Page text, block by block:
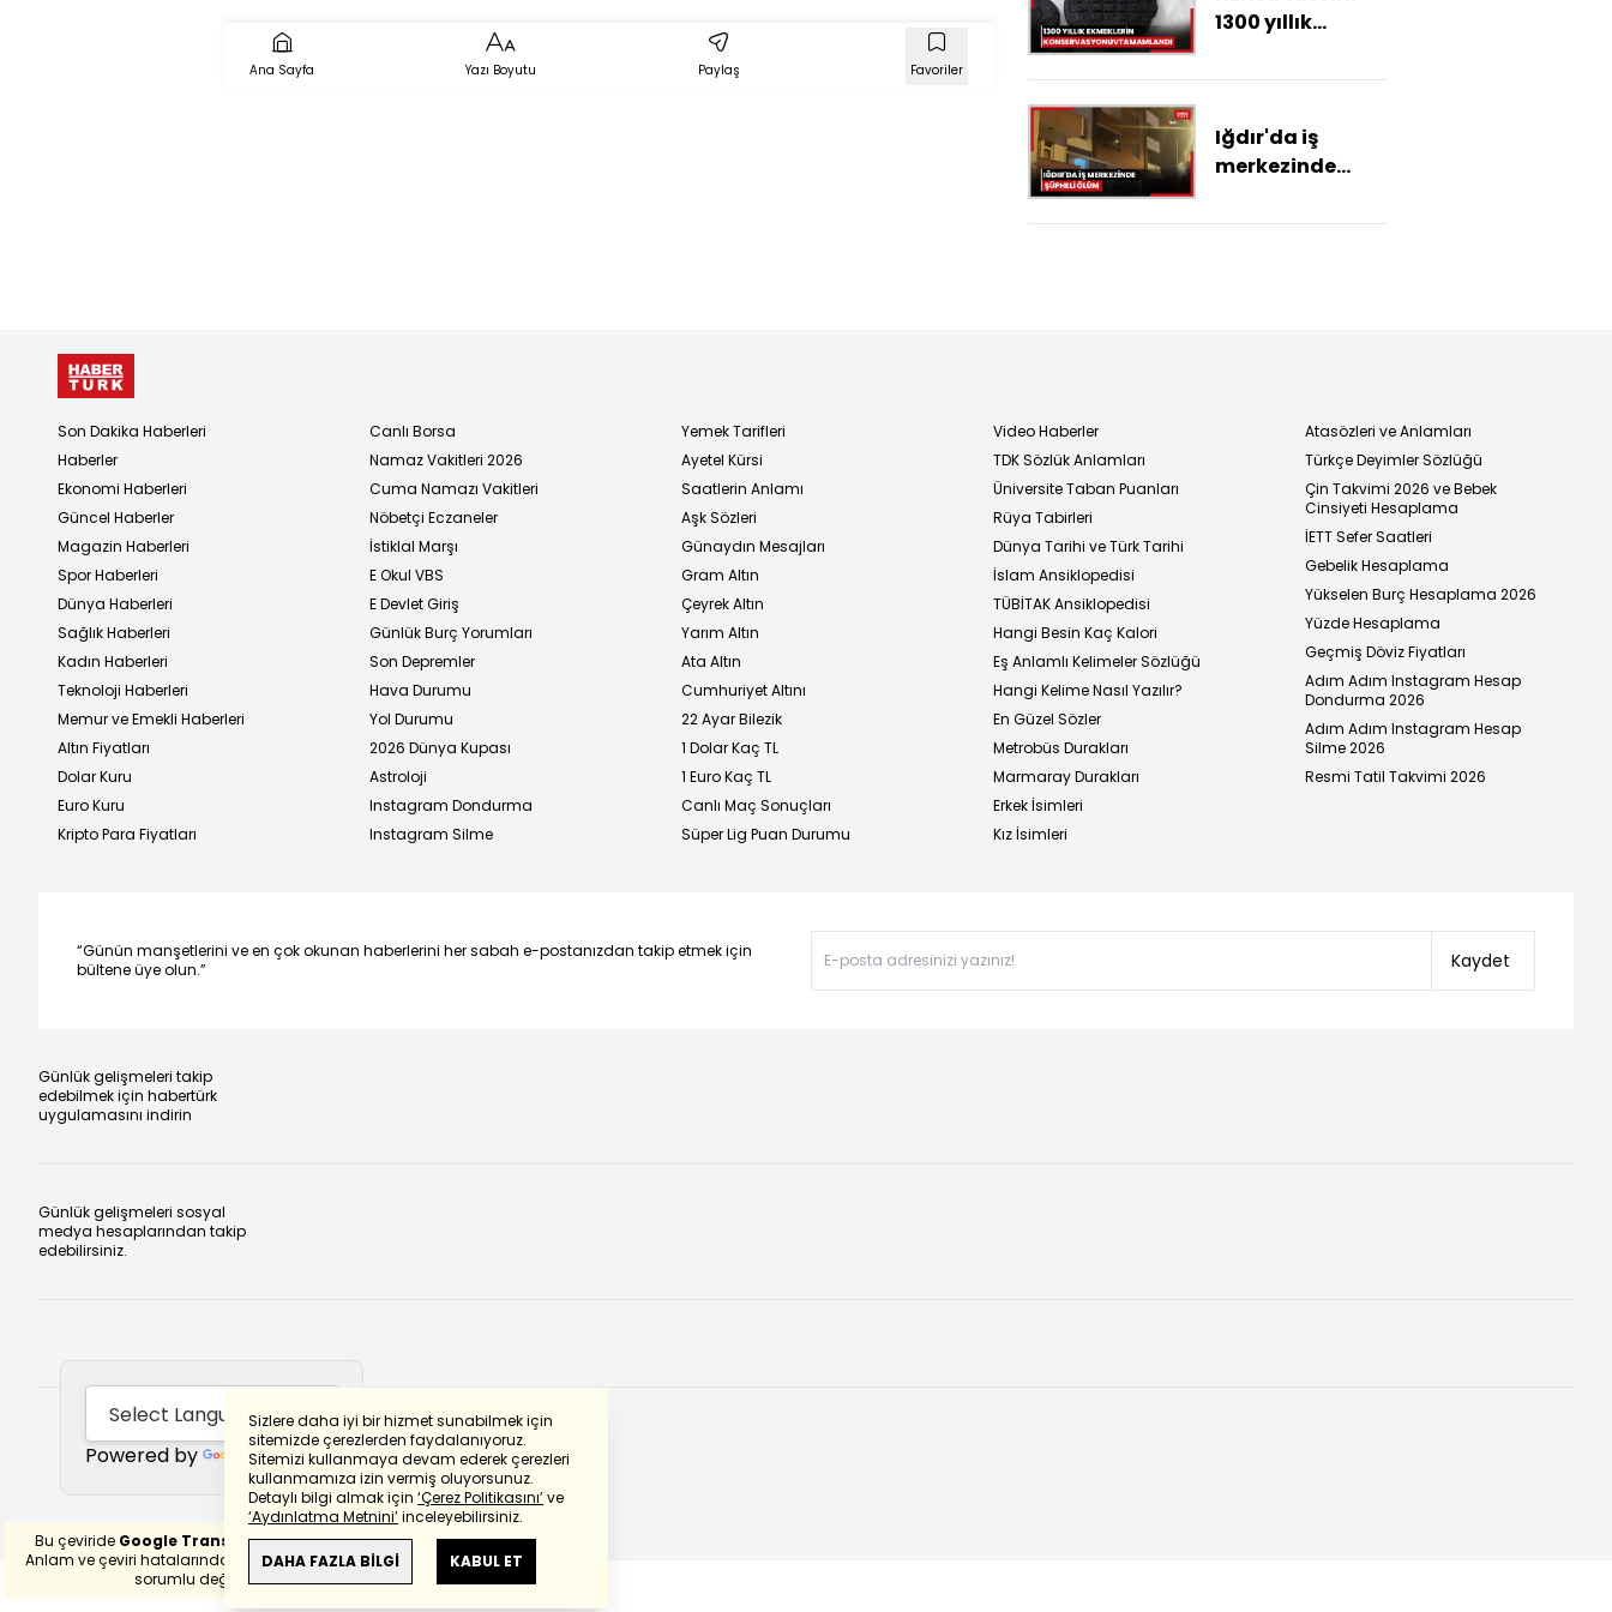
Ana Sayfa Yazı Boyutu Paylaş Favoriler
1300 yıllık
konservasyonu,
tamamlandı
Iğdır'da iş
merkezinde
Sizlere daha iyi bir hizmet sunabilmek için
sitemizde çerezlerden faydalanıyoruz.
Sitemizi kullanmaya devam ederek çerezleri
kullanmamıza izin vermiş oluyorsunuz.
Detaylı bilgi almak için ‘Çerez Politikasını’ve
‘Aydınlatma Metnini’inceleyebilirsiniz.
DAHA FAZLA BİLGİ KABUL ET
Son Dakika Haberleri
Haberler
Ekonomi Haberleri
Güncel Haberler
Magazin Haberleri
Spor Haberleri
Dünya Haberleri
Sağlık Haberleri
Kadın Haberleri
Teknoloji Haberleri
Memur ve Emekli Haberleri
Altın Fiyatları
Dolar Kuru
Euro Kuru
Kripto Para Fiyatları
Canlı Borsa
Namaz Vakitleri 2026
Cuma Namazı Vakitleri
Nöbetçi Eczaneler
İstiklal Marşı
E Okul VBS
E Devlet Giriş
Günlük Burç Yorumları
Son Depremler
Hava Durumu
Yol Durumu
2026 Dünya Kupası
Astroloji
Instagram Dondurma
Instagram Silme
Yemek Tarifleri
Ayetel Kürsi
Saatlerin Anlamı
Aşk Sözleri
Günaydın Mesajları
Gram Altın
Çeyrek Altın
Yarım Altın
Ata Altın
Cumhuriyet Altını
22 Ayar Bilezik
1 Dolar Kaç TL
1 Euro Kaç TL
Canlı Maç Sonuçları
Süper Lig Puan Durumu
Video Haberler
TDK Sözlük Anlamları
Üniversite Taban Puanları
Rüya Tabirleri
Dünya Tarihi ve Türk Tarihi
İslam Ansiklopedisi
TÜBİTAK Ansiklopedisi
Hangi Besin Kaç Kalori
Eş Anlamlı Kelimeler Sözlüğü
Hangi Kelime Nasıl Yazılır?
En Güzel Sözler
Metrobüs Durakları
Marmaray Durakları
Erkek İsimleri
Kız İsimleri
Atasözleri ve Anlamları
Türkçe Deyimler Sözlüğü
Çin Takvimi 2026 ve Bebek
Cinsiyeti Hesaplama
İETT Sefer Saatleri
Gebelik Hesaplama
Yükselen Burç Hesaplama 2026
Yüzde Hesaplama
Geçmiş Döviz Fiyatları
Adım Adım Instagram Hesap
Dondurma 2026
Adım Adım Instagram Hesap
Silme 2026
Resmi Tatil Takvimi 2026
“Günün manşetlerini ve en çok okunan haberlerini her sabah e-postanızdan takip etmek için
bültene üye olun.”
Kaydet
Günlük gelişmeleri takip
edebilmek için habertürk
uygulamasını indirin
Günlük gelişmeleri sosyal
medya hesaplarından takip
edebilirsiniz.
Powered by Translate
Bu çeviride Google Transletekullanılmıştır.
Anlam ve çeviri hatalarından
haberturk.com
sorumlu değildir.